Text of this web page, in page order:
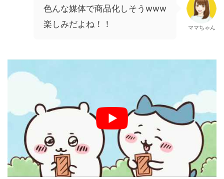
色んな媒体で商品化しそうwww
楽しみだよね！！
ママちゃん